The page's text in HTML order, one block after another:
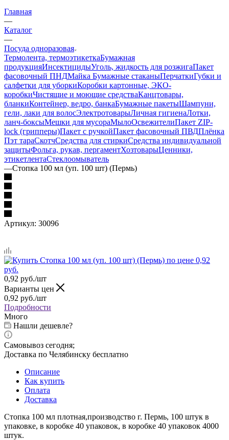
Главная
—
Каталог
—
Посуда одноразовая
Термолента, термоэтикеткаБумажная
продукцияИнсектицидыУголь, жидкость для розжигаПакет
фасовочный ПНДМайка Бумажные стаканыПерчаткиГубки и
салфетки для уборкиКоробки картонные, ЭКО-
коробкиЧистящие и моющие средстваКанцтовары,
бланкиКонтейнер, ведро, банкаБумажные пакетыШампуни,
гели, лаки для волосЭлектротоварыЛичная гигиенаЛотки,
ланч-боксыМешки для мусораМылоОсвежителиПакет ZIP-
lock (грипперы)Пакет с ручкойПакет фасовочный ПВДПлёнка
Пэт тараСкотчСредства для стиркиСредства индивидуальной
защитыФольга, рукав, пергаментХозтоварыЦенники,
этикетлентаСтеклоомыватель
—Стопка 100 мл (уп. 100 шт) (Пермь)
Артикул: 30096
0,92 руб./шт
Варианты цен
0,92 руб./шт
Подробности
Много
Нашли дешевле?
Самовывоз сегодня;
Доставка по Челябинску бесплатно
Описание
Как купить
Оплата
Доставка
Стопка 100 мл плотная,производство г. Пермь, 100 штук в
упаковке, в коробке 40 упаковок, в коробке 40 упаковок 4000
штук.